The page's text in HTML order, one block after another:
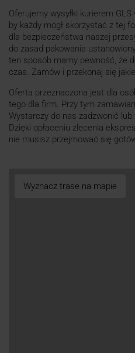
Oferujemy wysyłki kurierem
by każdy mógł skorzystać z tej
dla bezpieczeństwa naszej
do zasad pakowania
ten sposób mamy pewność, że
czas. Zamów i przekonaj się
Oferta przeznaczona jest dla
tego dla firm. Przy tym
Wystarczy do nas zadzwonić
Dzięki opłaceniu zlecenia
nie musisz przejmować się
Wyznacz trase na mapie